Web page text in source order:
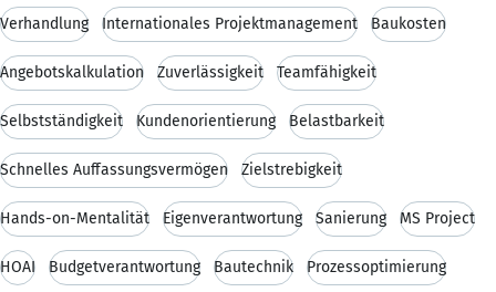
Verhandlung Internationales Projektmanagement Baukosten
Angebotskalkulation Zuverlässigkeit Teamfähigkeit
Selbstständigkeit Kundenorientierung Belastbarkeit
Schnelles Auffassungsvermögen Zielstrebigkeit
Hands-on-Mentalität Eigenverantwortung Sanierung MS Project
HOAI Budgetverantwortung Bautechnik Prozessoptimierung